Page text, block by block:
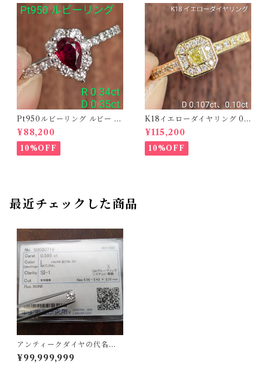
Pt950ルビーリング ルビー 0.
34ct ダイヤモンド 0.35ct【P
RO206885】
¥88,200
10%OFF
K18イエローダイヤリング 0.1
07ct D 0.10ct【PRO20878
1】
¥115,200
10%OFF
最近チェックした商品
アンティークダイヤの代名
詞！ダイヤルース
¥99,999,999